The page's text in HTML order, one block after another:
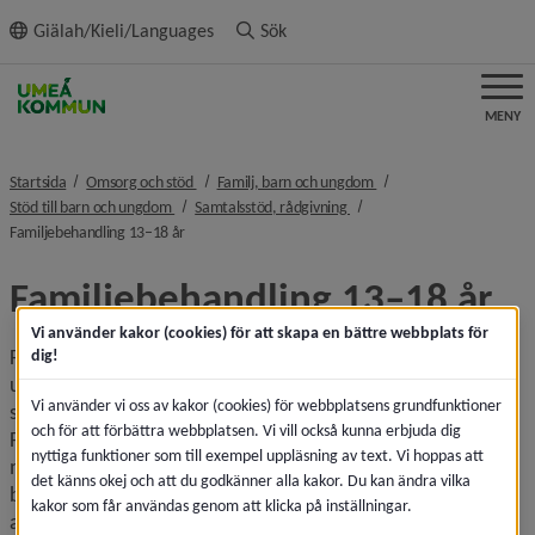
innehållet
Giälah/Kieli/Languages Sök
MENY
Startsida Omsorg och stöd nivå i brödsmulenavigeringen
Familj, barn och ungdom nivå i
Stöd till barn och ungdom nivå i brödsmulenavigeringen
Samtalsstöd, rådgivning nivå i brödsmulenavigeringen
Familjebehandling 13–18 årnivå i brödsmulenavigeringen
Familjebehandling 13–18 år
Familjebehandling är en öppenvårdsverksamhet barn och
ungdomar 13–18 år och deras föräldrar. Vi arbetar för att
sammanhållningen, omsorgen och tilliten i familjen stärks.
Familjebehandlingen träffar familjer som behöver hjälp
med skolsvårigheter, relationssvårigheter eller utagerande
beteende som till exempel begynnande alkohol eller drog­
användande, aggressivitet, begår brott och där man
Vi använder kakor (cookies) för att skapa en bättre webbplats för
dig!
Vi använder vi oss av kakor (cookies) för webbplatsens grundfunktioner
och för att förbättra webbplatsen. Vi vill också kunna erbjuda dig
nyttiga funktioner som till exempel uppläsning av text. Vi hoppas att
det känns okej och att du godkänner alla kakor. Du kan ändra vilka
kakor som får användas genom att klicka på inställningar.